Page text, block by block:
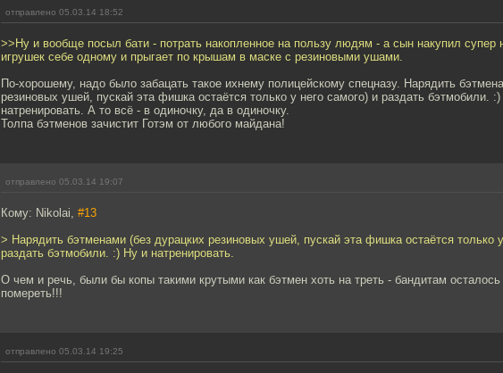
отправлено 05.03.14 18:52
>>Ну и вообще посыл бати - потрать накопленное на пользу людям - а сын накупил супер
игрушек себе одному и прыгает по крышам в маске с резиновыми ушами.
По-хорошему, надо было забацать такое ихнему полицейскому спецназу. Нарядить
резиновых ушей, пускай эта фишка остаётся только у него самого) и раздать бэтмобили.
натренировать. А то всё - в одиночку, да в одиночку.
Толпа бэтменов зачистит Готэм от любого майдана!
отправлено 05.03.14 19:07
Кому: Nikolai, #13
> Нарядить бэтменами (без дурацких резиновых ушей, пускай эта фишка остаётся только
раздать бэтмобили. :) Ну и натренировать.
О чем и речь, были бы копы такими крутыми как бэтмен хоть на треть - бандитам
помереть!!!
отправлено 05.03.14 19:25